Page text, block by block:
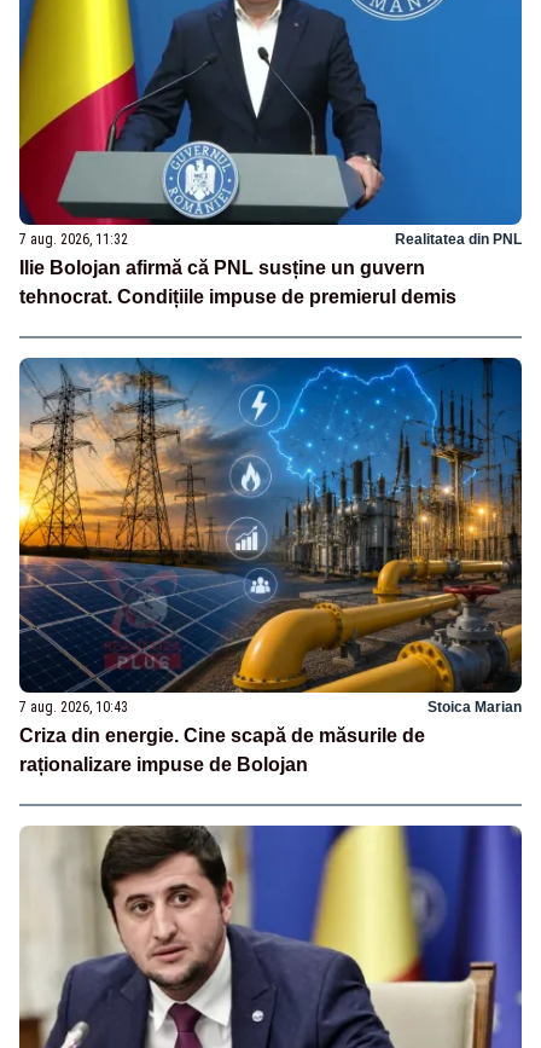
7 aug. 2026, 11:32 Realitatea din PNL
Ilie Bolojan afirmă că PNL susține un guvern
tehnocrat. Condițiile impuse de premierul demis
7 aug. 2026, 10:43 Stoica Marian
Criza din energie. Cine scapă de măsurile de
raționalizare impuse de Bolojan